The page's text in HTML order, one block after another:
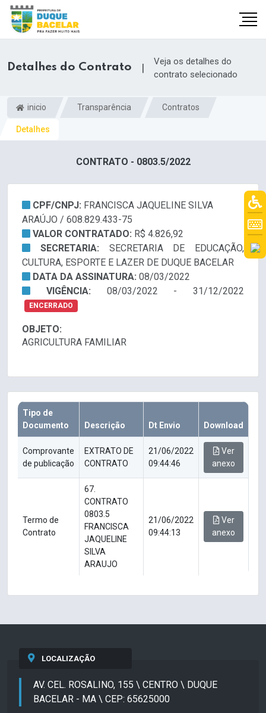
Detalhes do Contrato |
Veja os detalhes do
contrato selecionado
inicio Transparência Contratos
Detalhes
CONTRATO - 0803.5/2022
CPF/CNPJ: FRANCISCA JAQUELINE SILVA
ARAÚJO / 608.829.433-75
VALOR CONTRATADO: R$ 4.826,92
SECRETARIA: SECRETARIA DE EDUCAÇÃO,
CULTURA, ESPORTE E LAZER DE DUQUE BACELAR
DATA DA ASSINATURA: 08/03/2022
VIGÊNCIA: 08/03/2022 - 31/12/2022
ENCERRADO
OBJETO:
AGRICULTURA FAMILIAR
Tipo de
Documento
Descrição Dt Envio Download
Comprovante
de publicação
EXTRATO DE
CONTRATO
21/06/2022
09:44:46
Ver
anexo
Termo de
Contrato
67.
CONTRATO
0803.5
FRANCISCA
JAQUELINE
SILVA
ARAUJO
21/06/2022
09:44:13
Ver
anexo
LOCALIZAÇÃO
AV. CEL. ROSALINO, 155 \ CENTRO \ DUQUE
BACELAR - MA \ CEP: 65625000